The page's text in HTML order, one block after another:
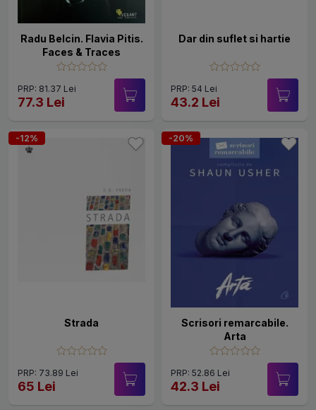
Radu Belcin. Flavia Pitis.
Faces & Traces
PRP: 81.37 Lei
77.3 Lei
Dar din suflet si hartie
PRP: 54 Lei
43.2 Lei
-12%
Strada
PRP: 73.89 Lei
65 Lei
-20%
Scrisori remarcabile.
Arta
PRP: 52.86 Lei
42.3 Lei